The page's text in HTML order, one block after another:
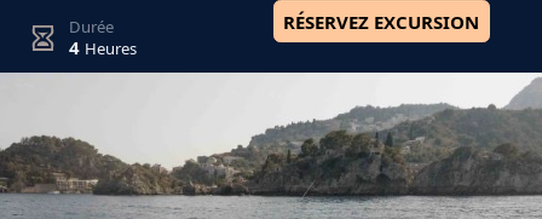
Durée
4 Heures
RÉSERVEZ EXCURSION